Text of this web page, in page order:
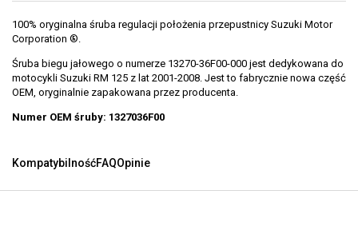
100% oryginalna śruba regulacji położenia przepustnicy Suzuki Motor
Corporation ®.
Śruba biegu jałowego o numerze 13270-36F00-000 jest dedykowana do
motocykli Suzuki RM 125 z lat 2001-2008. Jest to fabrycznie nowa część
OEM, oryginalnie zapakowana przez producenta.
Numer OEM śruby: 1327036F00
KompatybilnośćFAQOpinie